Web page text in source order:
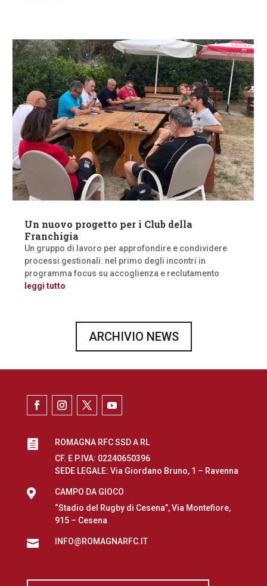
Un nuovo progetto per i Club della
Franchigia
Un gruppo di lavoro per approfondire e condividere
processi gestionali: nel primo degli incontri in
programma focus su accoglienza e reclutamento
leggi tutto
ARCHIVIO NEWS

ROMAGNA RFC SSD A RL
CF. E P.IVA: 02240650396
SEDE LEGALE: Via Giordano Bruno, 1 – Ravenna

CAMPO DA GIOCO
“Stadio del Rugby di Cesena”, Via Montefiore,
915 – Cesena
 INFO@ROMAGNARFC.IT